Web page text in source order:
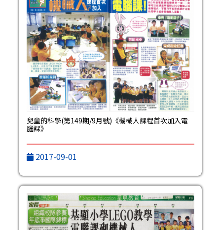
兒童的科學(第149期/9月號)《機械人課程首次加入電
腦課》
2017-09-01